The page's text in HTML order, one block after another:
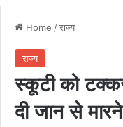
Home /राज्य
राज्य
स्कूटी को
दी जान से